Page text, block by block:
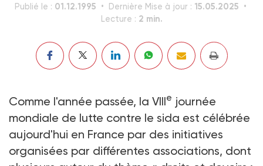
Publié le : 01.12.1995 Dernière Mise à jour : 15.05.2025
Lecture : 2 min.
Comme l'année passée, la VIIIe journée
mondiale de lutte contre le sida est célébrée
aujourd'hui en France par des initiatives
organisées par différentes associations, dont